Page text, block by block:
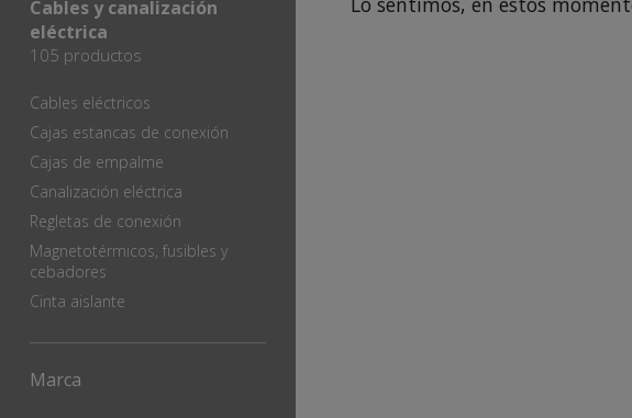
Cables y canalización
eléctrica
105 productos
Cables eléctricos
Cajas estancas de conexión
Cajas de empalme
Canalización eléctrica
Regletas de conexión
Magnetotérmicos, fusibles y
cebadores
Cinta aislante
Marca